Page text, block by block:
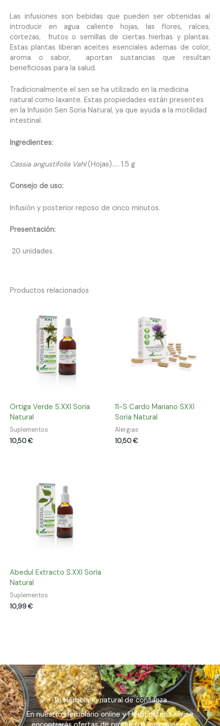
Las infusiones son bebidas que pueden ser obtenidas al
introducir en agua caliente hojas, las flores, raíces,
cortezas, frutos o semillas de ciertas hierbas y plantas.
Estas plantas liberan aceites esenciales ademas de color,
aroma o sabor, aportan sustancias que resultan
beneficiosas para la salud.
Tradicionalmente el sen se ha utilizado en la medicina
natural como laxante. Estas propiedades están presentes
en la Infusión Sen Soria Natural, ya que ayuda a la motilidad
intestinal.
Ingredientes:
Cassia angustifolia Vahl(Hojas)….. 1.5 g
Consejo de uso:
Infusión y posterior reposo de cinco minutos.
Presentación:
20 unidades.
Productos relacionados
Ortiga Verde S.XXI Soria
Natural
Suplementos
10,50€
11-S Cardo Mariano SXXI
Soria Natural
Alergias
10,50€
Abedul Extracto S.XXI Soria
Natural
Suplementos
10,99€
Tu Herbolario natural de confianza
En nuestro Herbolario online y Herboristería online